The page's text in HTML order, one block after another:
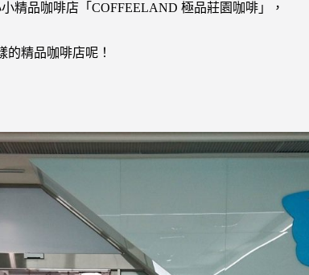
精品咖啡店「COFFEELAND 極品莊園咖啡」，
的精品咖啡店呢！